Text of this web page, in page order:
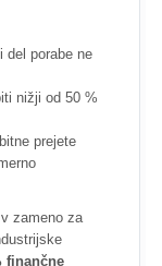
del porabe ne
nižji od 50 %
prejete
zameno za
finančne